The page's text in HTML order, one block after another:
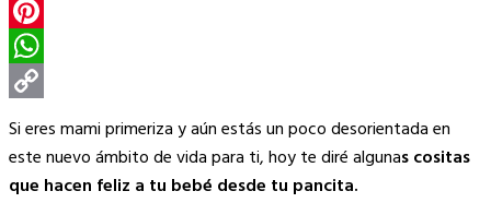
Twitter
Pinterest
WhatsApp
Copy
Link
Si eres mami primeriza y aún estás un poco desorientada en
este nuevo ámbito de vida para ti, hoy te diré algunas cositas
que hacen feliz a tu bebé desde tu pancita.